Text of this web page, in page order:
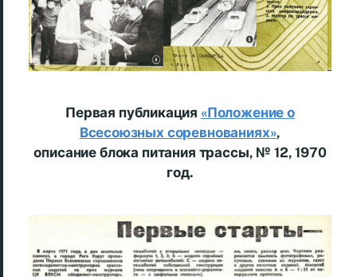
Первая публикация «Положение о
Всесоюзных соревнованиях»,
описание блока питания трассы, № 12, 1970
год.